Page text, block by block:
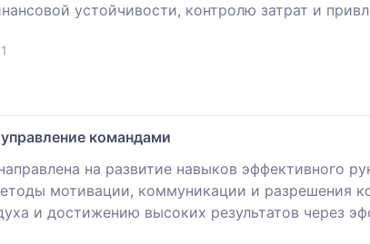
устойчивости, контролю затрат и
командами
на развитие навыков эффективного
мотивации, коммуникации и разрешения
и достижению высоких результатов через